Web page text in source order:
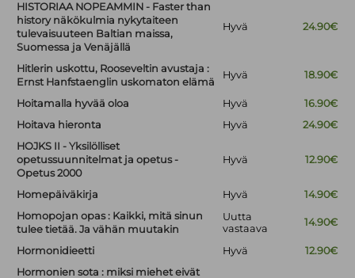
HISTORIAA NOPEAMMIN - Faster than
history näkökulmia nykytaiteen
tulevaisuuteen Baltian maissa,
Suomessa ja Venäjällä
Hyvä 24.90€
Hitlerin uskottu, Rooseveltin avustaja :
Ernst Hanfstaenglin uskomaton elämä
Hyvä 18.90€
Hoitamalla hyvää oloa Hyvä
16.90€
Hoitava hieronta
Hyvä
24.90€
HOJKS II - Yksilölliset
opetussuunnitelmat ja opetus -
Opetus 2000
Hyvä 12.90€
Homepäiväkirja Hyvä
14.90€
Homopojan opas : Kaikki, mitä sinun
tulee tietää. Ja vähän muutakin
Uutta
vastaava
14.90€
Hormonidieetti Hyvä
12.90€
Hormonien sota : miksi miehet eivät